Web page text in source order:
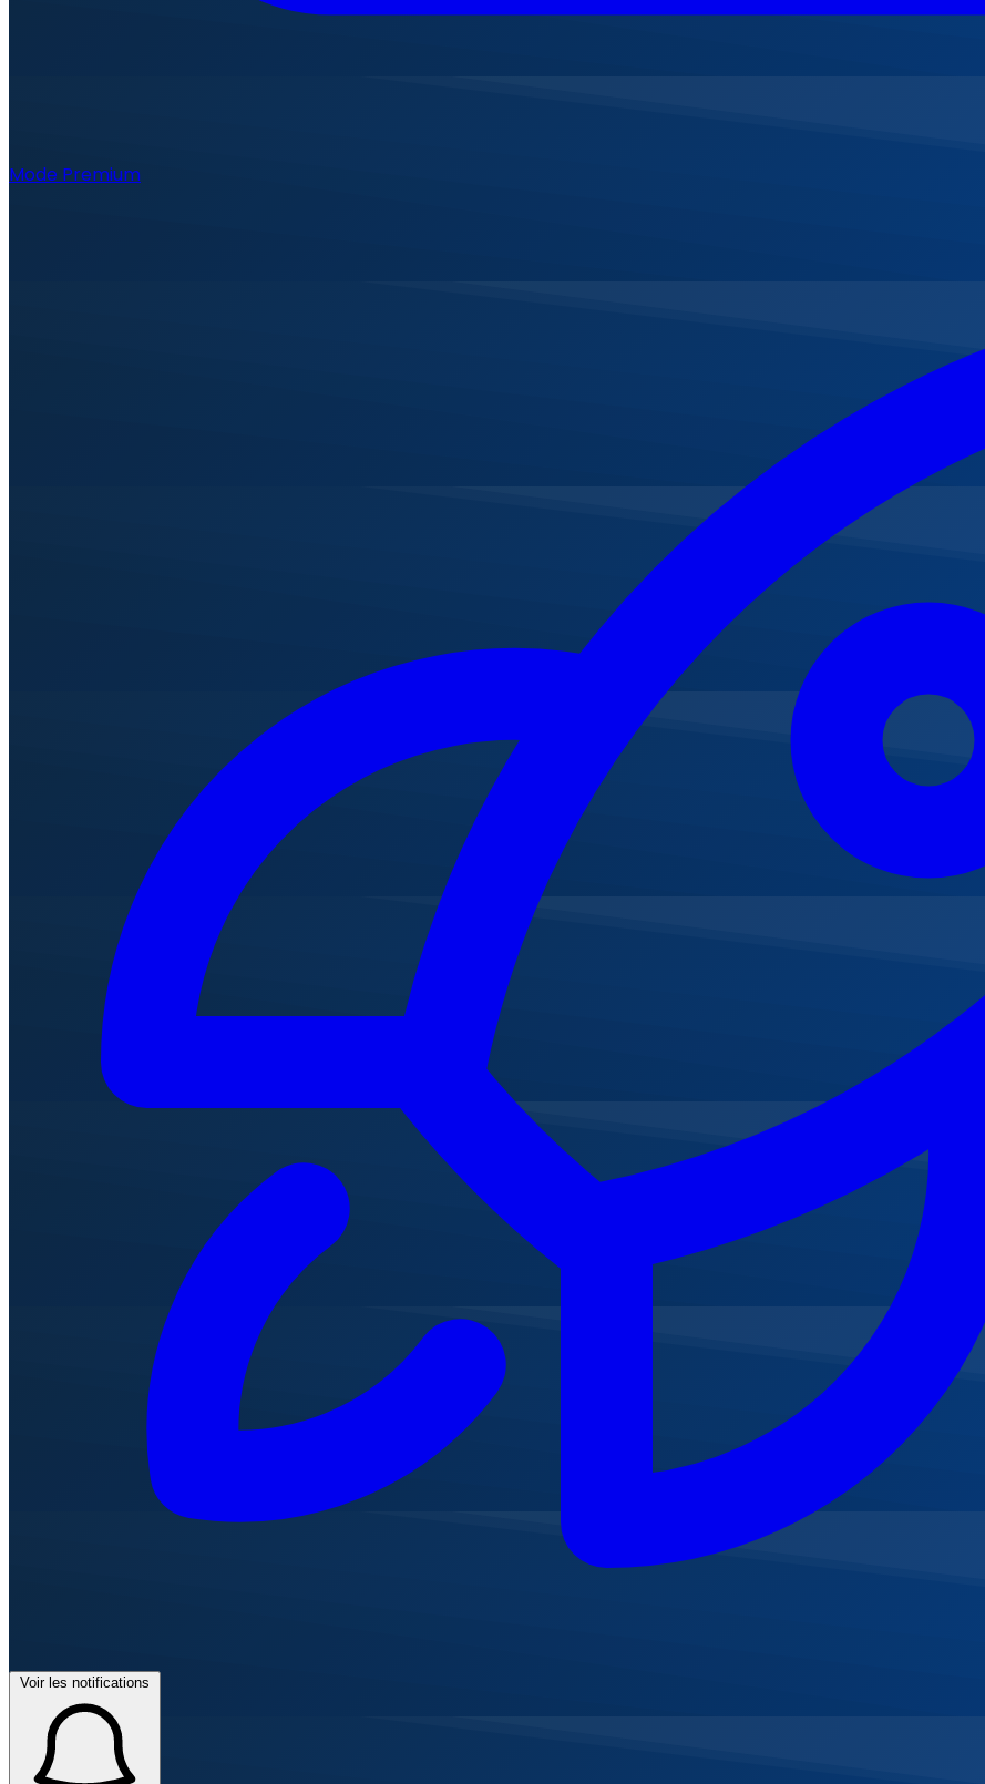
Mode Premium
Voir les notifications